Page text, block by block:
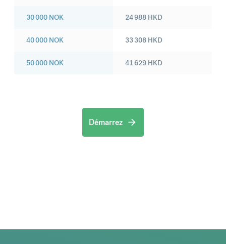
30 000 NOK
40 000 NOK
50 000 NOK
24 988 HKD
33 308 HKD
41 629 HKD
Démarrez